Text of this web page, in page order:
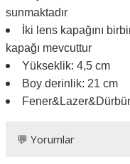
sunmaktadır
İki lens kapağını
kapağı mevcuttur
Yükseklik: 4,5 cm
Boy derinlik: 21 cm
💬 Yorumlar